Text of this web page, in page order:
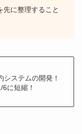
先に整理すること
システムの開発！
に短縮！